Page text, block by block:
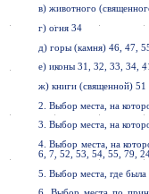
в) животного
г) огня 34
д) горы (камня) 46, 47,
е) иконы 31, 32, 33, 34,
ж) книги (священной) 51
2. Выбор места, на
3. Выбор места, на
4. Выбор места, на
6, 7, 52, 53, 54, 55, 79,
5. Выбор места, где